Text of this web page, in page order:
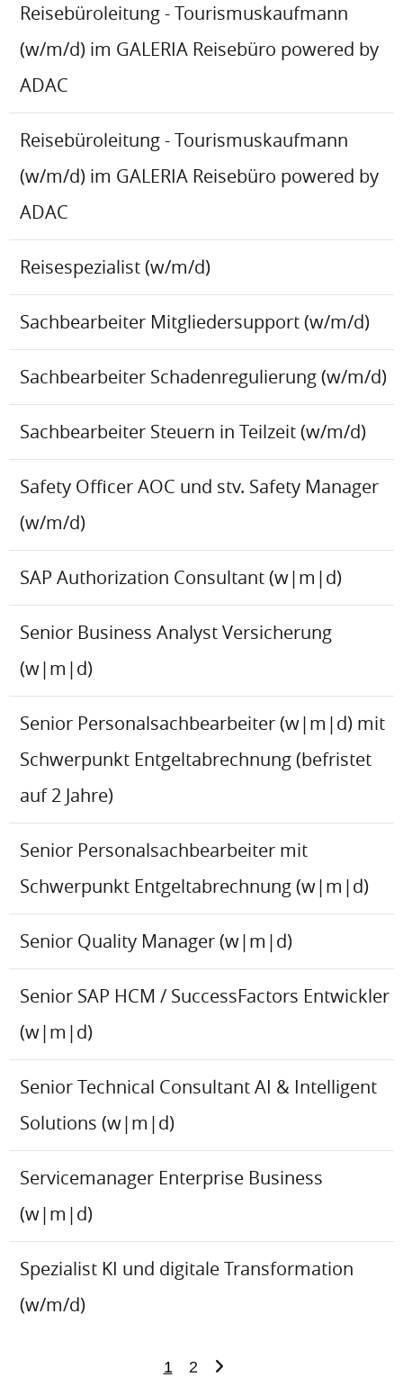
Reisebüroleitung - Tourismuskaufmann
(w/m/d) im GALERIA Reisebüro powered by
ADAC
Reisebüroleitung - Tourismuskaufmann
(w/m/d) im GALERIA Reisebüro powered by
ADAC
Reisespezialist (w/m/d)
Sachbearbeiter Mitgliedersupport (w/m/d)
Sachbearbeiter Schadenregulierung (w/m/d)
Sachbearbeiter Steuern in Teilzeit (w/m/d)
Safety Officer AOC und stv. Safety Manager
(w/m/d)
SAP Authorization Consultant (w|m|d)
Senior Business Analyst Versicherung
(w|m|d)
Senior Personalsachbearbeiter (w|m|d) mit
Schwerpunkt Entgeltabrechnung (befristet
auf 2 Jahre)
Senior Personalsachbearbeiter mit
Schwerpunkt Entgeltabrechnung (w|m|d)
Senior Quality Manager (w|m|d)
Senior SAP HCM / SuccessFactors Entwickler
(w|m|d)
Senior Technical Consultant AI & Intelligent
Solutions (w|m|d)
Servicemanager Enterprise Business
(w|m|d)
Spezialist KI und digitale Transformation
(w/m/d)
1 2